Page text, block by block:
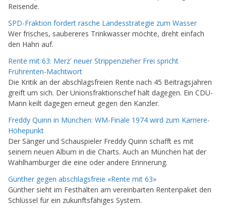
Reisende.
SPD-Fraktion fordert rasche Landesstrategie zum Wasser
Wer frisches, saubereres Trinkwasser möchte, dreht einfach
den Hahn auf.
Rente mit 63: Merz' neuer Strippenzieher Frei spricht
Frührenten-Machtwort
Die Kritik an der abschlagsfreien Rente nach 45 Beitragsjahren
greift um sich. Der Unionsfraktionschef hält dagegen. Ein CDU-
Mann keilt dagegen erneut gegen den Kanzler.
Freddy Quinn in München: WM-Finale 1974 wird zum Karriere-
Höhepunkt
Der Sänger und Schauspieler Freddy Quinn schafft es mit
seinem neuen Album in die Charts. Auch an München hat der
Wahlhamburger die eine oder andere Erinnerung.
Günther gegen abschlagsfreie «Rente mit 63»
Günther sieht im Festhalten am vereinbarten Rentenpaket den
Schlüssel für ein zukunftsfähiges System.